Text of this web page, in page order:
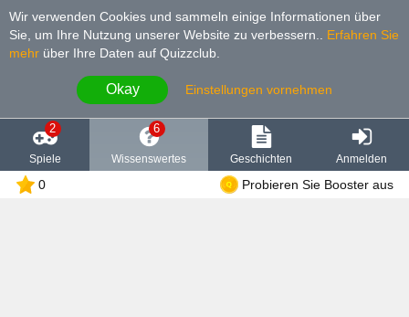
Wir verwenden Cookies und sammeln einige Informationen über
Sie, um Ihre Nutzung unserer Website zu verbessern.
Erfahren Sie
mehr über Ihre Daten auf Quizzclub.
Okay Einstellungen vornehmen
2
Spiele
6
Wissenswertes Geschichten Anmelden
0 Probieren Sie Booster aus